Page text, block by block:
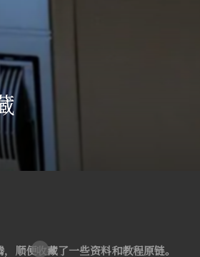
顺便收藏了一些资料和教程原链。